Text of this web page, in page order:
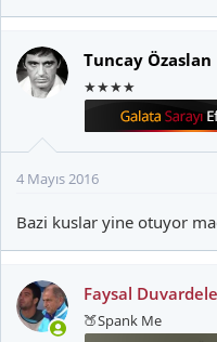
Tuncay Özaslan
★★★★
4 Mayıs 2016
Bazi kuslar yine otuyor
Faysal
🍑Spank Me